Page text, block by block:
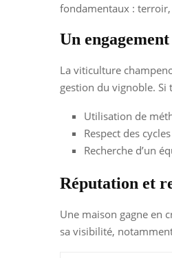
fondamentaux :
Un
La viticulture
gestion du vignoble. Si
Utilisation de
Respect des
Recherche d’un
Réputation et
Une maison gagne en
sa visibilité,